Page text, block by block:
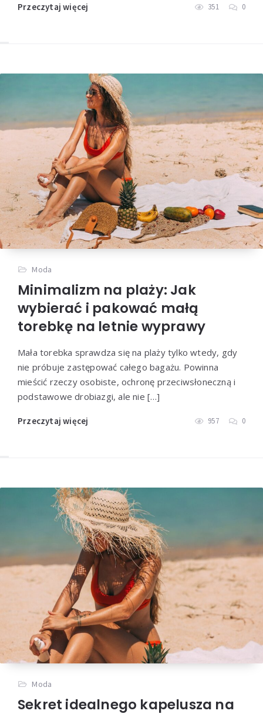
Przeczytaj więcej 351 0
Moda
Minimalizm na plaży: Jak
wybierać i pakować małą
torebkę na letnie wyprawy
Mała torebka sprawdza się na plaży tylko wtedy, gdy
nie próbuje zastępować całego bagażu. Powinna
mieścić rzeczy osobiste, ochronę przeciwsłoneczną i
podstawowe drobiazgi, ale nie […]
Przeczytaj więcej 957 0
Moda
Sekret idealnego kapelusza na